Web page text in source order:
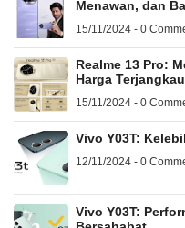
Menawan, dan
15/11/2024 - 0
Realme 13 Pro:
Harga Terjangkau
15/11/2024 - 0
Vivo Y03T:
12/11/2024 - 0
Vivo Y03T: